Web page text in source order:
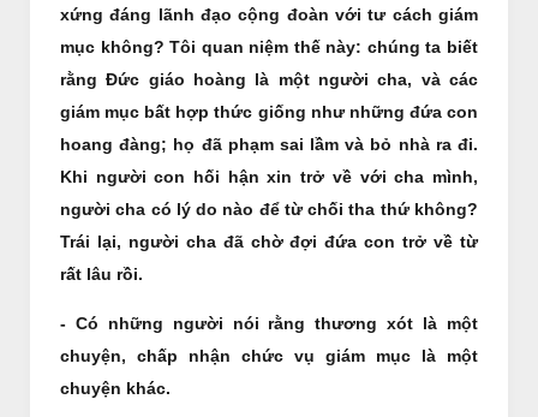
xứng đáng lãnh đạo cộng đoàn với tư cách giám
mục không? Tôi quan niệm thế này: chúng ta biết
rằng Đức giáo hoàng là một người cha, và các
giám mục bất hợp thức giống như những đứa con
hoang đàng; họ đã phạm sai lầm và bỏ nhà ra đi.
Khi người con hối hận xin trở về với cha mình,
người cha có lý do nào để từ chối tha thứ không?
Trái lại, người cha đã chờ đợi đứa con trở về từ
rất lâu rồi.
- Có những người nói rằng thương xót là một
chuyện, chấp nhận chức vụ giám mục là một
chuyện khác.